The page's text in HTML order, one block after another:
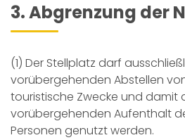
3. Abgrenzung der
(1) Der Stellplatz darf
vorübergehenden Abstellen
touristische Zwecke und damit
vorübergehenden Aufenthalt
Personen genutzt werden.